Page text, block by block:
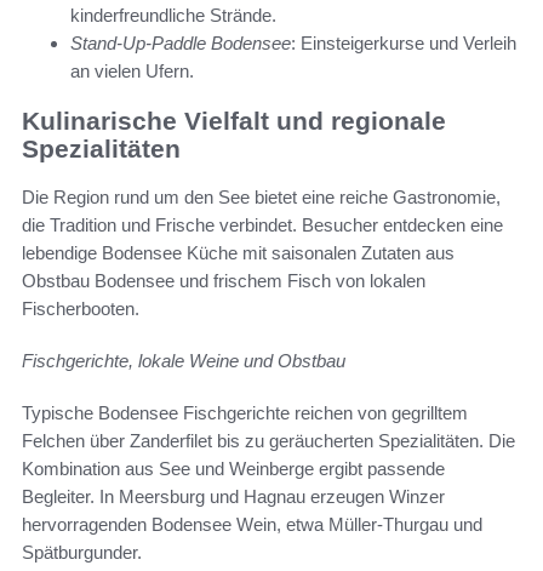
kinderfreundliche Strände.
Stand-Up-Paddle Bodensee: Einsteigerkurse und Verleih
an vielen Ufern.
Kulinarische Vielfalt und regionale
Spezialitäten
Die Region rund um den See bietet eine reiche Gastronomie,
die Tradition und Frische verbindet. Besucher entdecken eine
lebendige Bodensee Küche mit saisonalen Zutaten aus
Obstbau Bodensee und frischem Fisch von lokalen
Fischerbooten.
Fischgerichte, lokale Weine und Obstbau
Typische Bodensee Fischgerichte reichen von gegrilltem
Felchen über Zanderfilet bis zu geräucherten Spezialitäten. Die
Kombination aus See und Weinberge ergibt passende
Begleiter. In Meersburg und Hagnau erzeugen Winzer
hervorragenden Bodensee Wein, etwa Müller-Thurgau und
Spätburgunder.